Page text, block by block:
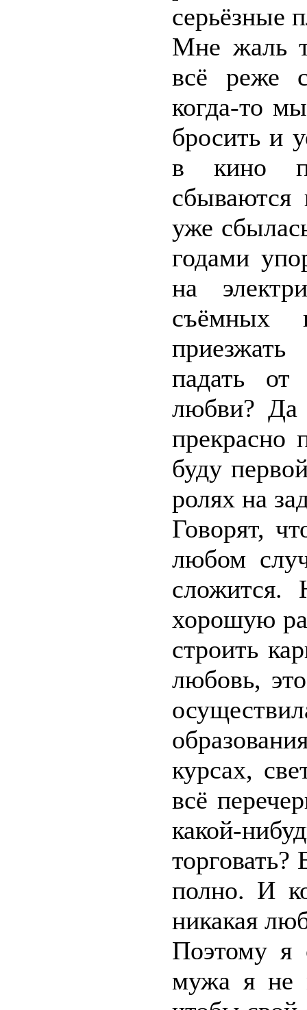
серьёзные
Мне жаль
всё реже
когда-то
бросить и
в кино
уже
годами
на
съёмных
падать от
любви? Да
прекрасно
буду
ролях на
Говорят,
любом
сложится.
хорошую
строить
любовь,
курсах,
всё
какой-
полно. И
никакая
Поэтому я
мужа я не